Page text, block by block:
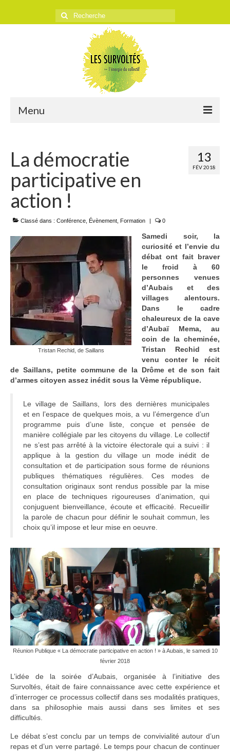
Rechercher
:
Menu
L’ASSOCIATION
Historique
Objectifs
Presse
PROJETS
LE WATT CITOYEN
Parc Photovoltaïque
Structure juridique
Les lettres aux sociétaires
Inauguration du parc
THEMATIQUES
Energie
Déchets
Ramassages citoyens de déchets
Mobilité
ASTRONOMIE
CONTACT
13
FÉV 2018
La démocratie
participative en
action !
Classé dans : Conférence Évènement Formation | 0
Tristan Rechid, de Saillans
Samedi soir, la
curiosité et l’envie du
débat ont fait braver
le froid à 60
personnes venues
d’Aubais et des
villages alentours.
Dans le cadre
chaleureux de la cave
d’Aubaï Mema, au
coin de la cheminée,
Tristan Rechid est
venu conter le récit
de Saillans, petite commune de la Drôme et de son fait
d’armes citoyen assez inédit sous la Vème république.
Le village de Saillans, lors des dernières municipales
et en l’espace de quelques mois, a vu l’émergence d’un
programme puis d’une liste, conçue et pensée de
manière collégiale par les citoyens du village. Le collectif
ne s’est pas arrêté à la victoire électorale qui a suivi : il
applique à la gestion du village un mode inédit de
consultation et de participation sous forme de réunions
publiques thématiques régulières. Ces modes de
consultation originaux sont rendus possible par la mise
en place de techniques rigoureuses d’animation, qui
conjuguent bienveillance, écoute et efficacité. Recueillir
la parole de chacun pour définir le souhait commun, les
choix qu’il impose et leur mise en oeuvre.
Réunion Publique « La démocratie participative en action ! » à Aubais, le samedi 10
février 2018
L’idée de la soirée d’Aubais, organisée à l’initiative des
Survoltés, était de faire connaissance avec cette expérience et
d’interroger ce processus collectif dans ses modalités pratiques,
dans sa philosophie mais aussi dans ses limites et ses
difficultés.
Le débat s’est conclu par un temps de convivialité autour d’un
repas et d’un verre partagé. Le temps pour chacun de continuer